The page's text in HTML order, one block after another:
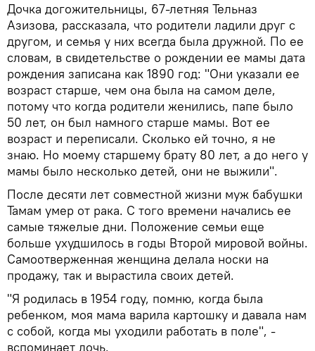
Дочка догожительницы, 67-летняя Тельназ
Азизова, рассказала, что родители ладили друг с
другом, и семья у них всегда была дружной. По ее
словам, в свидетельстве о рождении ее мамы дата
рождения записана как 1890 год: "Они указали ее
возраст старше, чем она была на самом деле,
потому что когда родители женились, папе было
50 лет, он был намного старше мамы. Вот ее
возраст и переписали. Сколько ей точно, я не
знаю. Но моему старшему брату 80 лет, а до него у
мамы было несколько детей, они не выжили".
После десяти лет совместной жизни муж бабушки
Тамам умер от рака. С того времени начались ее
самые тяжелые дни. Положение семьи еще
больше ухудшилось в годы Второй мировой войны.
Самоотверженная женщина делала носки на
продажу, так и вырастила своих детей.
"Я родилась в 1954 году, помню, когда была
ребенком, моя мама варила картошку и давала нам
с собой, когда мы уходили работать в поле", -
вспоминает дочь.